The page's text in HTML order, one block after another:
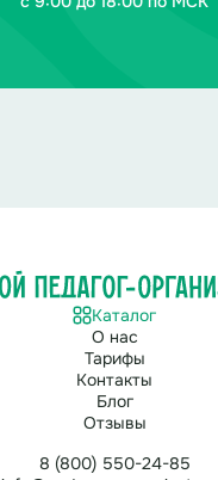
Каталог
О нас
Тарифы
Контакты
Блог
Отзывы
8 (800) 550-24-85